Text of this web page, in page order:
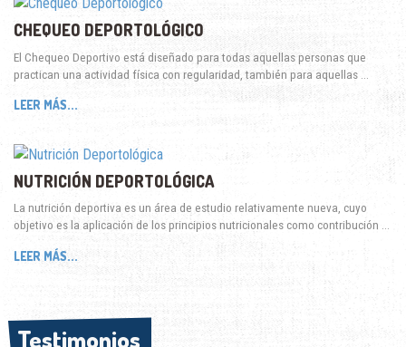
CHEQUEO DEPORTOLÓGICO
El Chequeo Deportivo está diseñado para todas aquellas personas que
practican una actividad física con regularidad, también para aquellas …
LEER MÁS...
NUTRICIÓN DEPORTOLÓGICA
La nutrición deportiva es un área de estudio relativamente nueva, cuyo
objetivo es la aplicación de los principios nutricionales como contribución …
LEER MÁS...
Testimonios
Testimonios